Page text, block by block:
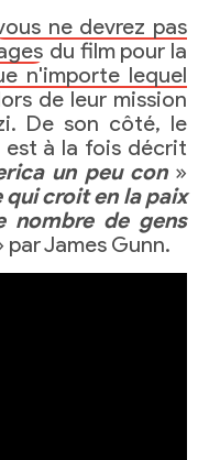
ne devrez pas
du film pour la
n'importe lequel
de leur mission
De son côté, le
est à la fois décrit
un peu con»
qui croit en la paix
nombre de gens
par James Gunn.